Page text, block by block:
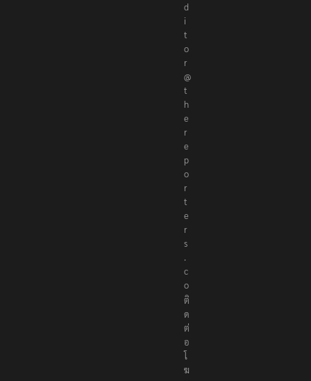
d
i
t
o
r
@
t
h
e
r
e
p
o
r
t
e
r
s
.
c
o
ติ
ด
ต่
อ
โ
ฆ